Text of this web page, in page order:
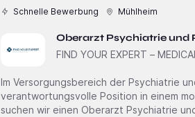
Schnelle Bewerbung Mühlheim
Oberarzt Psychiatrie
FIND YOUR EXPERT –
Im Versorgungsbereich der Psychiatrie
verantwortungsvolle Position in einem
suchen wir einen Oberarzt Psychiatrie und Psychotherapie (m/w/d) , der fachliche Kompetenz mit